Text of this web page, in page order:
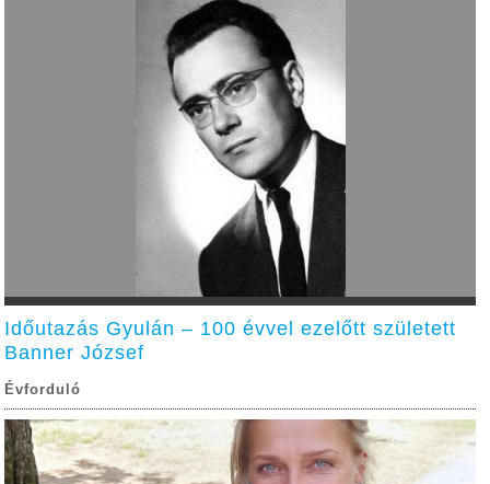
Időutazás Gyulán – 100 évvel ezelőtt született
Banner József
Évforduló